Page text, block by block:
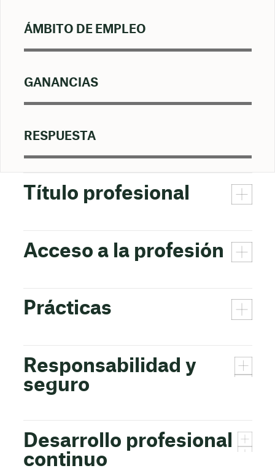
ÁMBITO DE EMPLEO
GANANCIAS
RESPUESTA
Título profesional
Acceso a la profesión
Prácticas
Responsabilidad y
seguro
Desarrollo profesional
continuo